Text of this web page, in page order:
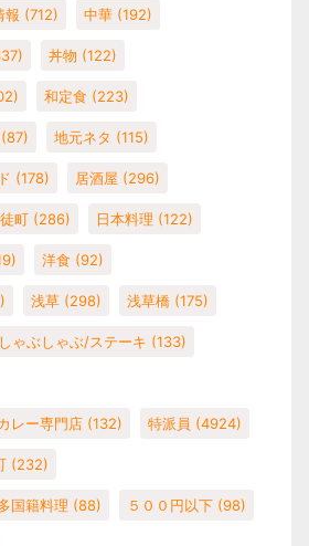
報 (712) 中華 (192)
丼物 (122)
和定食 (223)
(87) 地元ネタ (115)
(178) 居酒屋 (296)
町 (286) 日本料理 (122)
洋食 (92)
浅草 (298) 浅草橋 (175)
ゃぶしゃぶ/ステーキ (133)
レー専門店 (132) 特派員 (4924)
(232)
国籍料理 (88) ５００円以下 (98)